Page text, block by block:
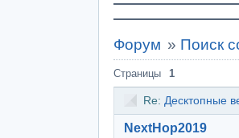
Форум » Поиск
Страницы 1
Re: Десктопные
NextHop2019